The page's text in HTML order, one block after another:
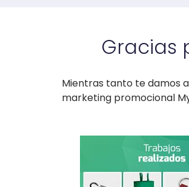
Gracias
Mientras tanto te damos
marketing promocional